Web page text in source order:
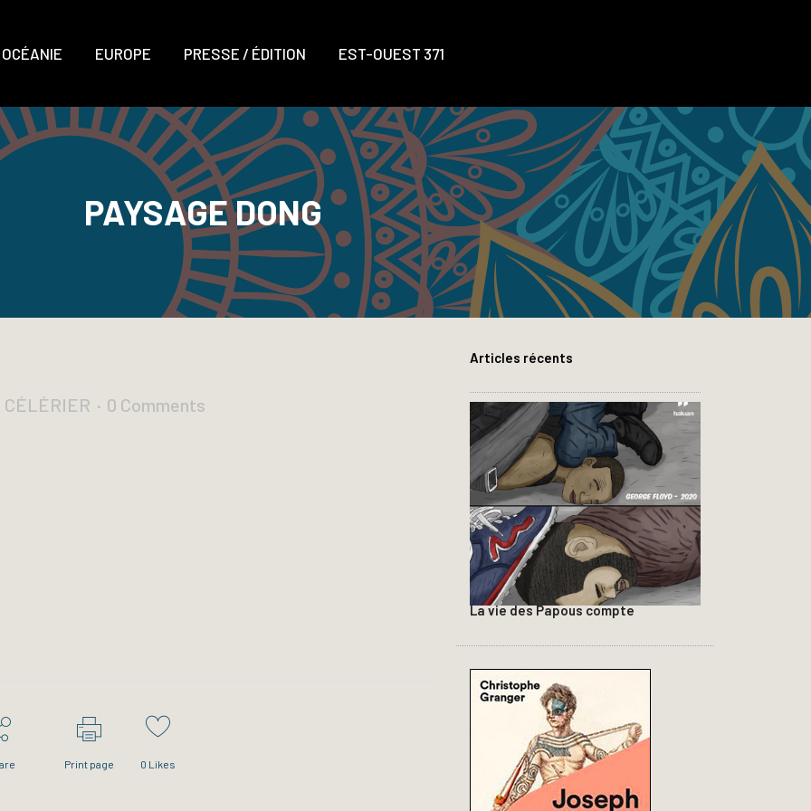
OCÉANIE EUROPE PRESSE / ÉDITION EST-OUEST 371
PAYSAGE DONG
0 Comments
Print page 0 Likes
Articles récents
La vie des Papous compte